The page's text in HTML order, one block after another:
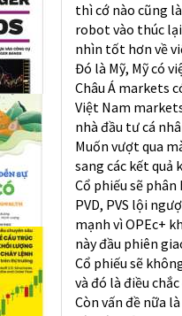
thì cớ nào cũng
robot vào thúc
nhìn tốt hơn về
Đó là Mỹ, Mỹ có
Châu Á markets
Việt Nam
nhà đầu tư cá
Muốn vượt qua
sang các kết quả
Cổ phiếu sẽ
PVD, PVS lội
mạnh vì OPEc+
này đầu phiên
Cổ phiếu sẽ
và đó là điều chắc
Còn vấn đề nữa